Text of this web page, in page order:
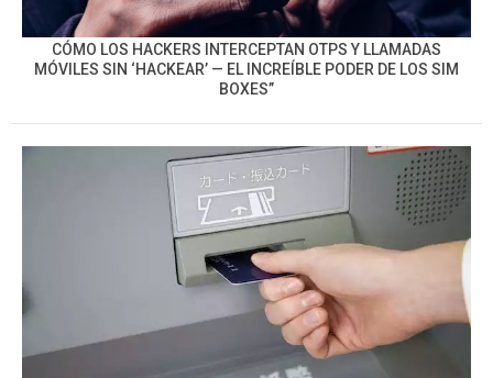
CÓMO LOS HACKERS INTERCEPTAN OTPS Y LLAMADAS
MÓVILES SIN ‘HACKEAR’ — EL INCREÍBLE PODER DE LOS SIM
BOXES”